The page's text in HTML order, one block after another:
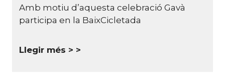
Amb motiu d’aquesta celebració Gavà
participa en la BaixCicletada
Llegir més >